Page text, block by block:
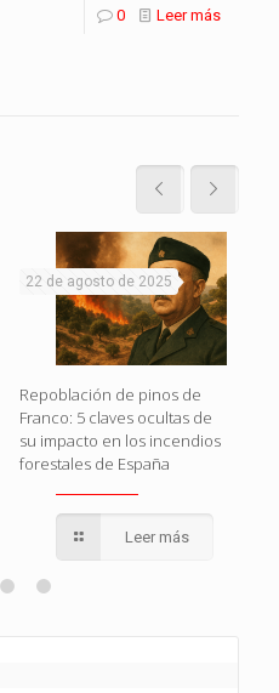
0 Leer más
22 de agosto de 2025
Repoblación de pinos de
Franco: 5 claves ocultas de
su impacto en los incendios
forestales de España
Leer más